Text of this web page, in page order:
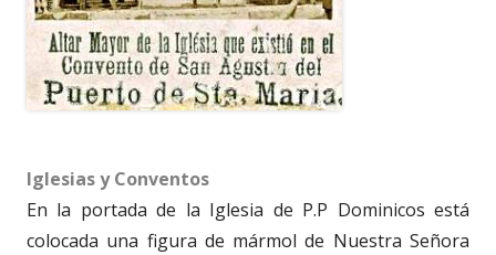
Iglesias y Conventos
En la portada de la Iglesia de P.P Dominicos está
colocada una figura de mármol de Nuestra Señora